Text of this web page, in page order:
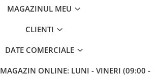
MAGAZINUL MEU
CLIENTI
DATE COMERCIALE
MAGAZIN ONLINE: LUNI - VINERI (09:00 -